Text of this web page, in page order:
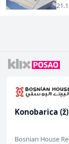
Konobarica (ž)
Bosnian House